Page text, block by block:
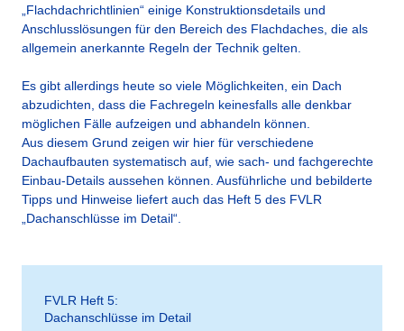
„Flachdachrichtlinien“ einige Konstruktionsdetails und
Anschlusslösungen für den Bereich des Flachdaches, die als
allgemein anerkannte Regeln der Technik gelten.
Es gibt allerdings heute so viele Möglichkeiten, ein Dach
abzudichten, dass die Fachregeln keinesfalls alle denkbar
möglichen Fälle aufzeigen und abhandeln können.
Aus diesem Grund zeigen wir hier für verschiedene
Dachaufbauten systematisch auf, wie sach- und fachgerechte
Einbau-Details aussehen können. Ausführliche und bebilderte
Tipps und Hinweise liefert auch das Heft 5 des FVLR
„Dachanschlüsse im Detail“.
FVLR Heft 5:
Dachanschlüsse im Detail